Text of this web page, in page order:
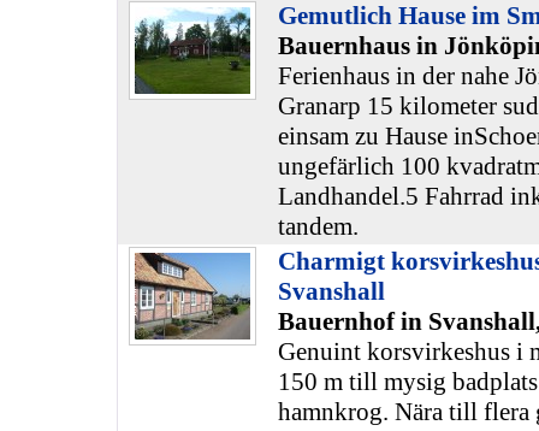
Gemutlich Hause im
Bauernhaus in
Ferienhaus in der nahe
Granarp 15 kilometer
einsam zu Hause
ungefärlich 100
Landhandel.5 Fahrrad
tandem.
Charmigt
Svanshall
Bauernhof in
Genuint korsvirkeshus i
150 m till mysig
hamnkrog. Nära till flera